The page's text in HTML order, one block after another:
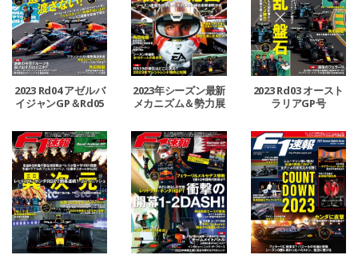
2023 Rd04 アゼルバ
イジャンGP＆Rd05
2023年シーズン最新
メカニズム＆勢力展
望号
2023 Rd03 オースト
ラリアGP号